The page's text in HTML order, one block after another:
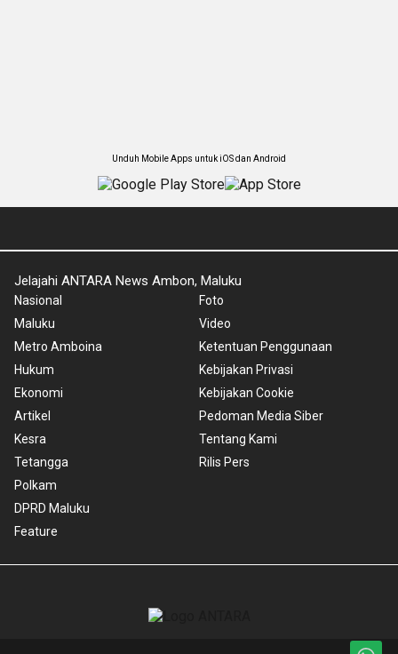
Unduh Mobile Apps untuk iOS dan Android
Jelajahi ANTARA News Ambon, Maluku
Nasional
Maluku
Metro Amboina
Hukum
Ekonomi
Artikel
Kesra
Tetangga
Polkam
DPRD Maluku
Feature
Foto
Video
Ketentuan Penggunaan
Kebijakan Privasi
Kebijakan Cookie
Pedoman Media Siber
Tentang Kami
Rilis Pers